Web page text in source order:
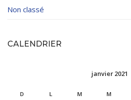
Non classé
CALENDRIER
janvier 2021
D L M M